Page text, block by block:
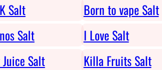
Salt Born to vape Salt
Salt I Love Salt
Salt Killa Fruits Salt